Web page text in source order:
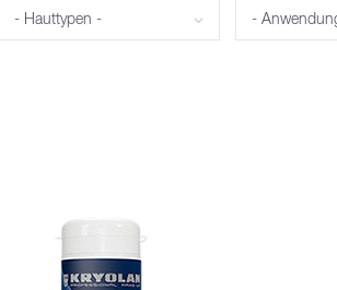
Hauttypen Anwendung